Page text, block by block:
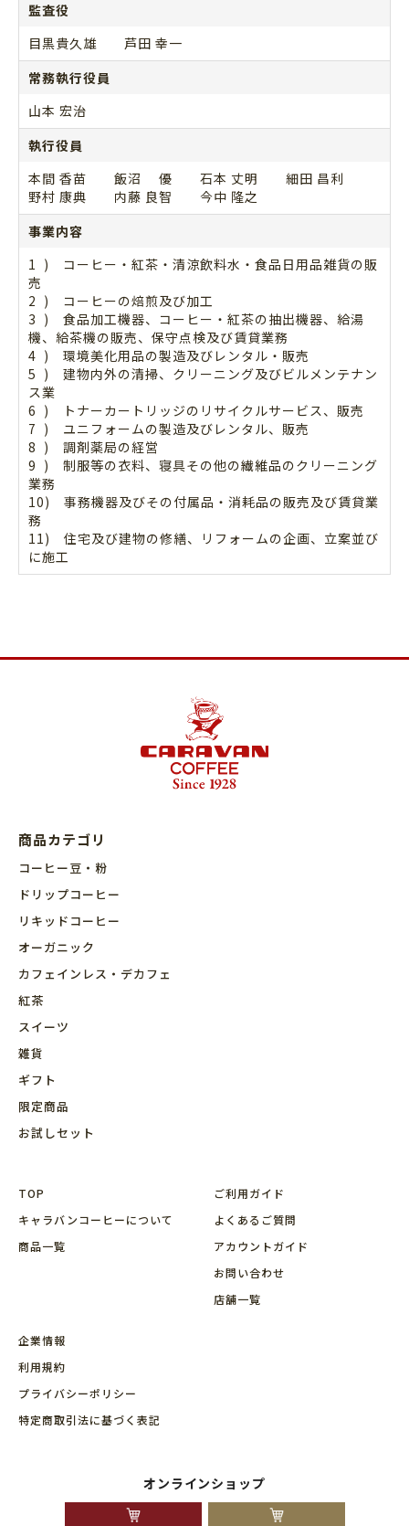
監査役
目黒貴久雄 芦田 幸一
常務執行役員
山本 宏治
執行役員
本間 香苗 飯沼 優 石本 丈明 細田 昌利
野村 康典 内藤 良智 今中 隆之
事業内容
1 ) コーヒー・紅茶・清涼飲料水・食品日用品雑貨の販
売
2 ) コーヒーの焙煎及び加工
3 ) 食品加工機器、コーヒー・紅茶の抽出機器、給湯
機、給茶機の販売、保守点検及び賃貸業務
4 ) 環境美化用品の製造及びレンタル・販売
5 ) 建物内外の清掃、クリーニング及びビルメンテナン
ス業
6 ) トナーカートリッジのリサイクルサービス、販売
7 ) ユニフォームの製造及びレンタル、販売
8 ) 調剤薬局の経営
9 ) 制服等の衣料、寝具その他の繊維品のクリーニング
業務
10) 事務機器及びその付属品・消耗品の販売及び賃貸業
務
11) 住宅及び建物の修繕、リフォームの企画、立案並び
に施工
商品カテゴリ
コーヒー豆・粉
ドリップコーヒー
リキッドコーヒー
オーガニック
カフェインレス・デカフェ
紅茶
スイーツ
雑貨
ギフト
限定商品
お試しセット
TOP
キャラバンコーヒーについて
商品⼀覧
ご利用ガイド
よくあるご質問
アカウントガイド
お問い合わせ
店舗⼀覧
企業情報
利用規約
プライバシーポリシー
特定商取引法に基づく表記
オンラインショップ